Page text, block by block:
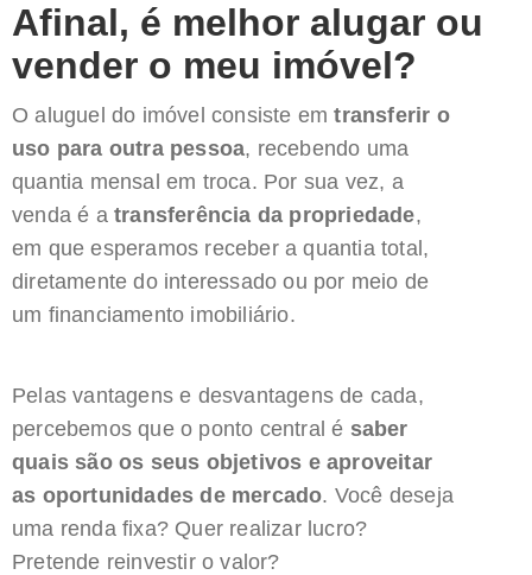
Afinal, é melhor alugar ou
vender o meu imóvel?
O aluguel do imóvel consiste em transferir o
uso para outra pessoa, recebendo uma
quantia mensal em troca. Por sua vez, a
venda é a transferência da propriedade,
em que esperamos receber a quantia total,
diretamente do interessado ou por meio de
um financiamento imobiliário.
Pelas vantagens e desvantagens de cada,
percebemos que o ponto central é saber
quais são os seus objetivos e aproveitar
as oportunidades de mercado. Você deseja
uma renda fixa? Quer realizar lucro?
Pretende reinvestir o valor?